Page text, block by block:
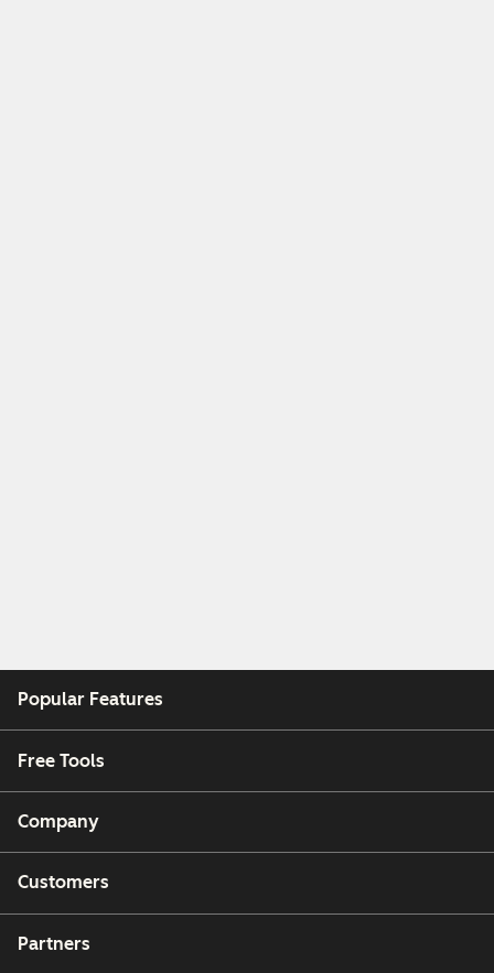
Popular Features
Free Tools
Company
Customers
Partners